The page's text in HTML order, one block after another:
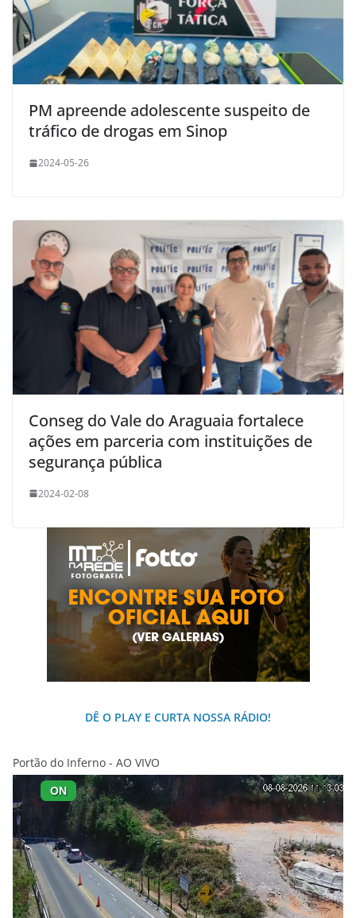
PM apreende adolescente suspeito de
tráfico de drogas em Sinop
2024-05-26
Conseg do Vale do Araguaia fortalece
ações em parceria com instituições de
segurança pública
2024-02-08
DÊ O PLAY E CURTA NOSSA RÁDIO!
Portão do Inferno - AO VIVO